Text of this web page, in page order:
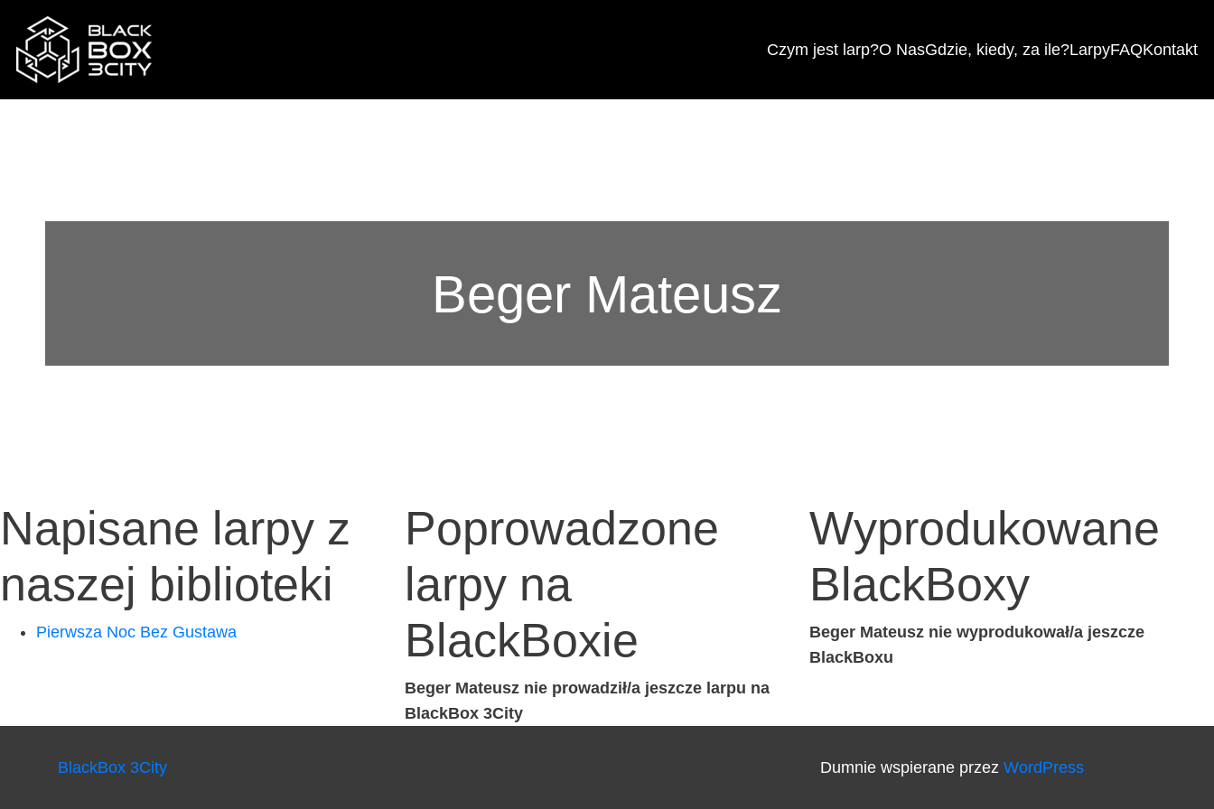
Czym jest larp?O NasGdzie, kiedy, za ile?LarpyFAQKontakt
Beger Mateusz
Napisane larpy z
naszej biblioteki
Pierw­sza Noc Bez Gustawa
Poprowadzone
larpy na
BlackBoxie
Beger Mate­usz nie prowadził/a jesz­cze lar­pu na
Black­Box 3City
Wyprodukowane
BlackBoxy
Beger Mate­usz nie wyprodukował/a jesz­cze
BlackBoxu
BlackBox 3City Dumnie wspierane przez WordPress